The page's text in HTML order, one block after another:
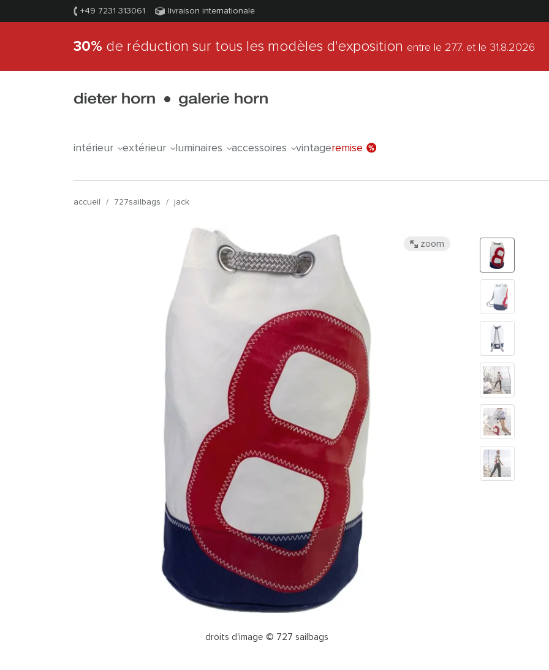
+49 7231 313061 livraison internationale
30% de réduction sur tous les modèles d'exposition entre le 27.7. et le 31.8.2026
intérieur extérieur luminaires accessoires vintageremise
accueil / 727sailbags / jack
droits d'image © 727 sailbags
zoom